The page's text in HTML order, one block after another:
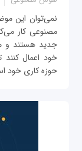
نمی‌توان این
مصنوعی کار
جدید هستند و
خود اعمال
حوزه کاری خود